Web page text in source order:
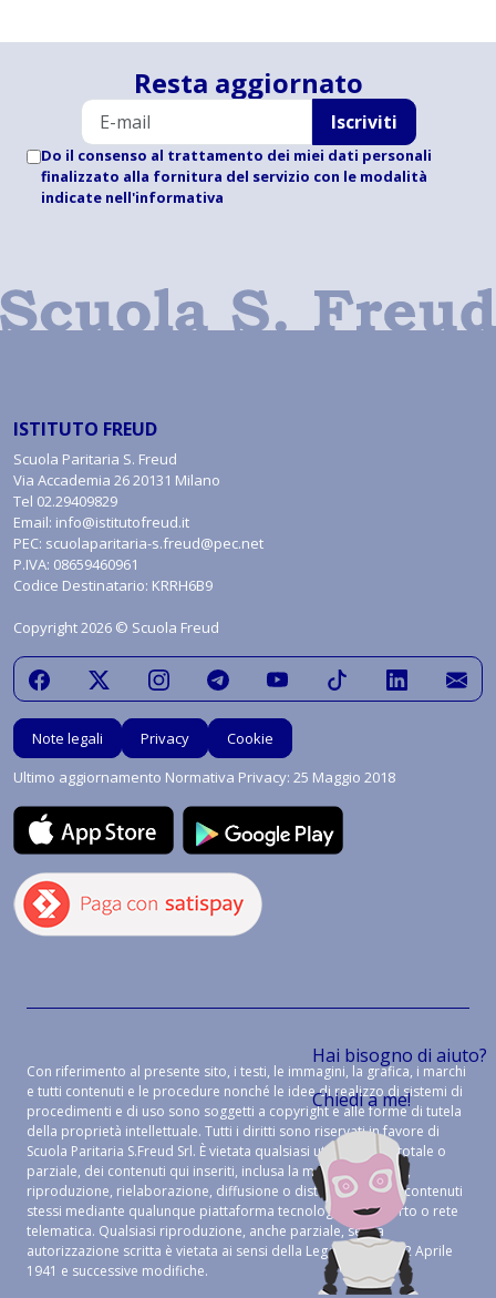
Hai bisogno di aiuto?
Chiedi a me!
Resta aggiornato
Iscriviti
Do il consenso al trattamento dei miei dati personali
finalizzato alla fornitura del servizio con le modalità
indicate nell'informativa
ISTITUTO FREUD
Scuola Paritaria S. Freud
Via Accademia 26 20131 Milano
Tel 02.29409829
Email: info@istitutofreud.it
PEC: scuolaparitaria-s.freud@pec.net
P.IVA: 08659460961
Codice Destinatario: KRRH6B9
Copyright 2026 © Scuola Freud
Note legali Privacy
Cookie
Ultimo aggiornamento Normativa Privacy: 25 Maggio 2018
Con riferimento al presente sito, i testi, le immagini, la grafica, i marchi
e tutti contenuti e le procedure nonché le idee di realizzo di sistemi di
procedimenti e di uso sono soggetti a copyright e alle forme di tutela
della proprietà intellettuale. Tutti i diritti sono riservati in favore di
Scuola Paritaria S.Freud Srl. È vietata qualsiasi utilizzazione, totale o
parziale, dei contenuti qui inseriti, inclusa la memorizzazione,
riproduzione, rielaborazione, diffusione o distribuzione dei contenuti
stessi mediante qualunque piattaforma tecnologica, supporto o rete
telematica. Qualsiasi riproduzione, anche parziale, senza
autorizzazione scritta è vietata ai sensi della Legge 633 del 22 Aprile
1941 e successive modifiche.